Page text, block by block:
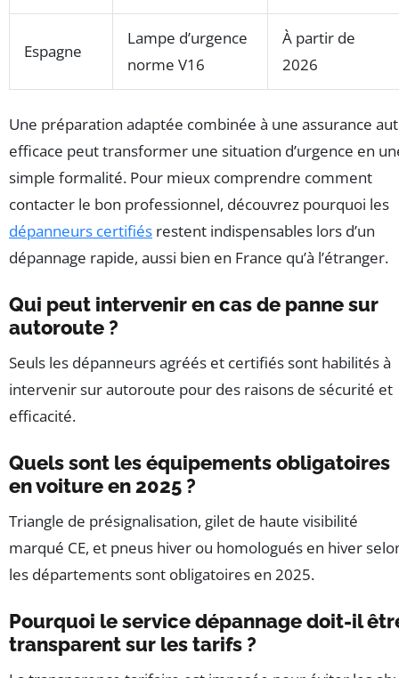
Espagne
Lampe d’urgence
norme V16
À partir de
2026
Une préparation adaptée combinée à une assurance
efficace peut transformer une situation d’urgence en
simple formalité. Pour mieux comprendre comment
contacter le bon professionnel, découvrez pourquoi les
dépanneurs certifiés restent indispensables lors d’un
dépannage rapide, aussi bien en France qu’à l’étranger.
Qui peut intervenir en cas de panne sur
autoroute ?
Seuls les dépanneurs agréés et certifiés sont habilités à
intervenir sur autoroute pour des raisons de sécurité et
efficacité.
Quels sont les équipements obligatoires
en voiture en 2025 ?
Triangle de présignalisation, gilet de haute visibilité
marqué CE, et pneus hiver ou homologués en hiver
les départements sont obligatoires en 2025.
Pourquoi le service dépannage doit-il
transparent sur les tarifs ?